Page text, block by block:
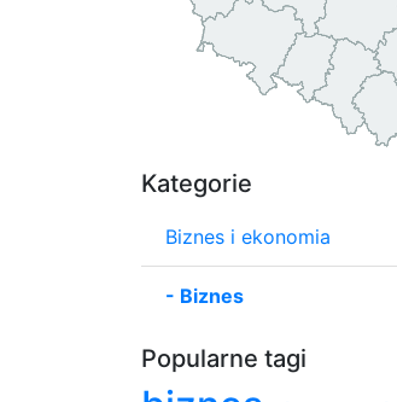
Kategorie
Biznes i ekonomia
- Biznes
Popularne tagi